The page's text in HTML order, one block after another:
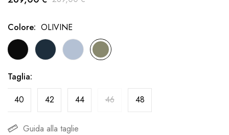
galleria
di
immagini
Colore OLIVINE
Taglia
40
42 44 46 48
Guida alla taglie